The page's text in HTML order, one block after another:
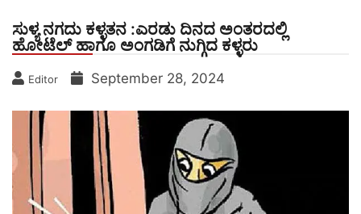
ಸುಳ್ಯ ನಗದು ಕಳ್ಳತನ :ಎರಡು ದಿನದ ಅಂತರದಲ್ಲಿ
ಹೋಟೆಲ್ ಹಾಗೂ ಅಂಗಡಿಗೆ ನುಗ್ಗಿದ ಕಳ್ಳರು
Editor September 28, 2024